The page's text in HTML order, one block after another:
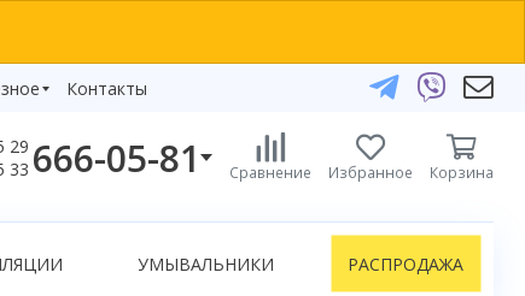
Контакты
29
33 666-05-81
29 666-05-81
+375 17 243-24-29
Сравнение Избранное Корзина
УМЫВАЛЬНИКИ РАСПРОДАЖА